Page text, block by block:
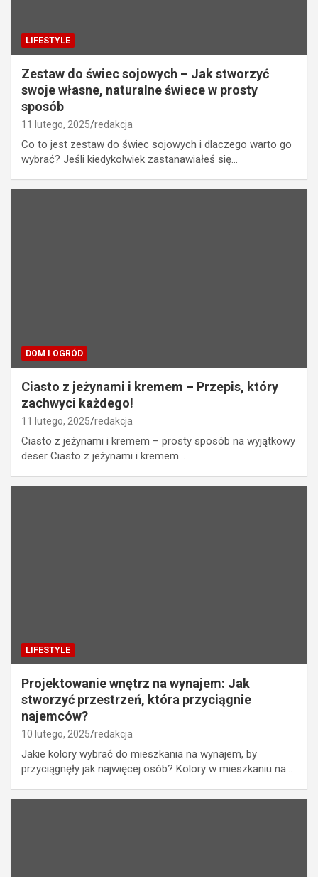
LIFESTYLE
Zestaw do świec sojowych – Jak stworzyć
swoje własne, naturalne świece w prosty
sposób
11 lutego, 2025 redakcja
Co to jest zestaw do świec sojowych i dlaczego warto go
wybrać? Jeśli kiedykolwiek zastanawiałeś się…
DOM I OGRÓD
Ciasto z jeżynami i kremem – Przepis, który
zachwyci każdego!
11 lutego, 2025 redakcja
Ciasto z jeżynami i kremem – prosty sposób na wyjątkowy
deser Ciasto z jeżynami i kremem…
LIFESTYLE
Projektowanie wnętrz na wynajem: Jak
stworzyć przestrzeń, która przyciągnie
najemców?
10 lutego, 2025 redakcja
Jakie kolory wybrać do mieszkania na wynajem, by
przyciągnęły jak najwięcej osób? Kolory w mieszkaniu na…